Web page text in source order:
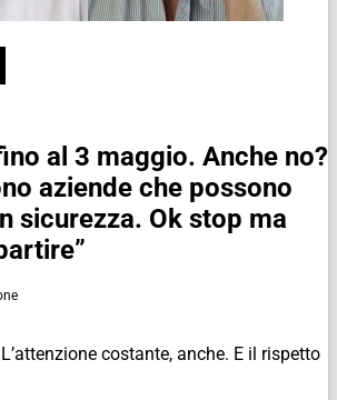
al 3 maggio. Anche no?
aziende che possono
sicurezza. Ok stop ma
costante, anche. E il rispetto